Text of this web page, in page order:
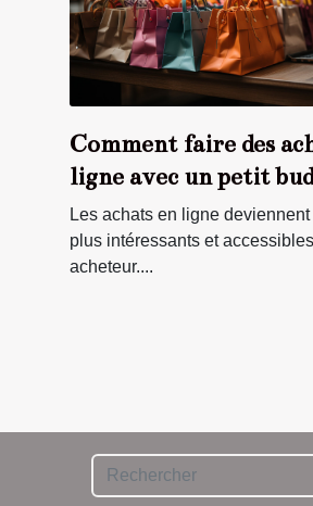
Comment faire des
ligne avec un petit
Les achats en ligne
plus intéressants et
acheteur....